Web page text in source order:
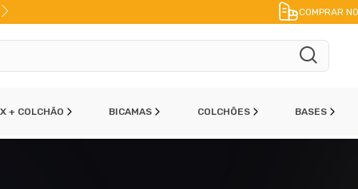
COMPRAR
+ COLCHÃO BICAMAS COLCHÕES BASES